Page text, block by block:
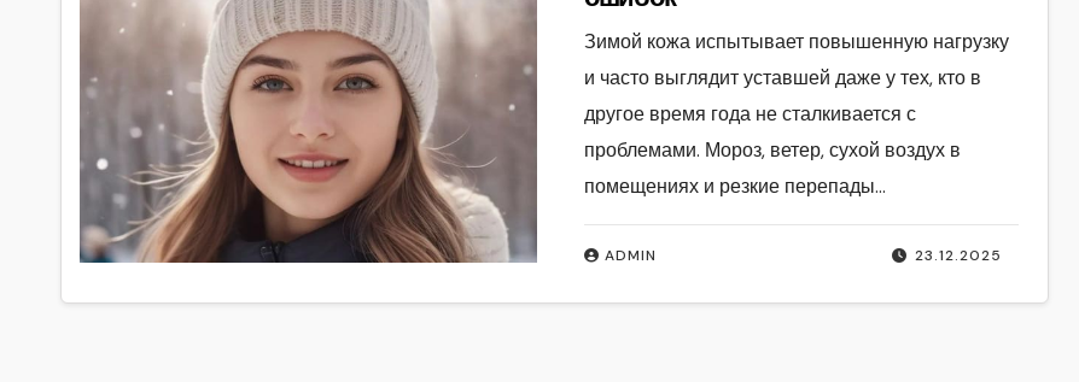
23.12.2025
ADMIN
Зимой кожа испытывает повышенную нагрузку
и часто выглядит уставшей даже у тех, кто в
другое время года не сталкивается с
проблемами. Мороз, ветер, сухой воздух в
помещениях и резкие перепады…